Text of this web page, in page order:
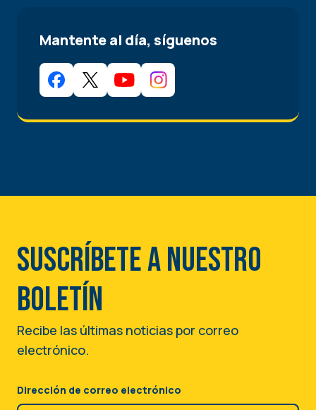
Mantente al día, síguenos
Suscríbete a nuestro
boletín
Recibe las últimas noticias por correo
electrónico.
Dirección de correo electrónico